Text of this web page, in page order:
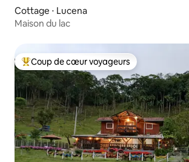
Cottage ⋅ Lucena
Maison du lac
Coups de cœur voyageurs les plus
Coup de cœur voyageurs